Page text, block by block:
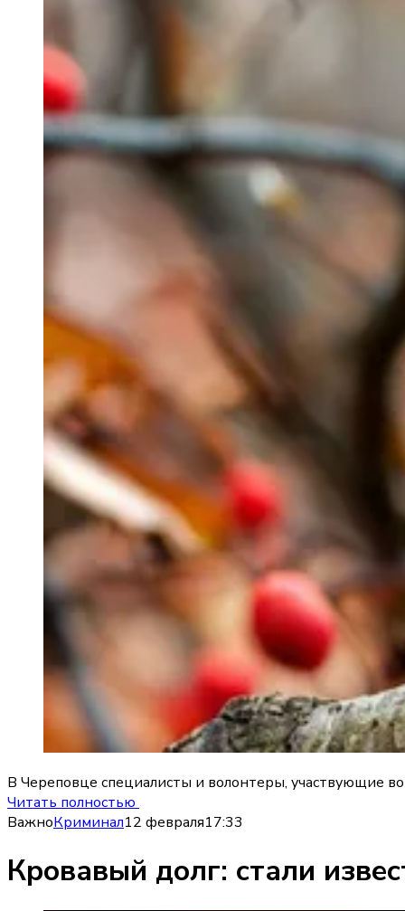
В Череповце специалисты и волонтеры, участвующие
Читать полностью
ВажноКриминал12 февраля17:33
Кровавый долг: стали